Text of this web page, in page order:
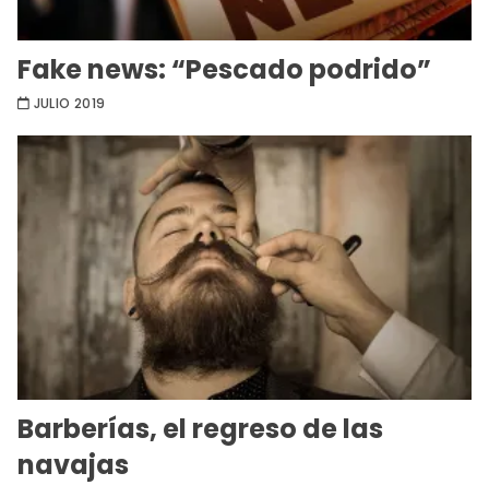
Fake news: “Pescado podrido”
JULIO 2019
Barberías, el regreso de las
navajas